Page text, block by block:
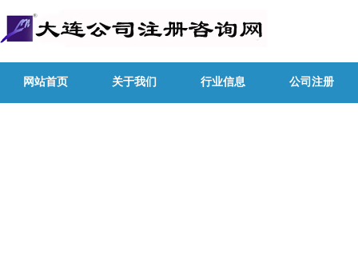
网站首页 关于我们 行业信息 公司注册